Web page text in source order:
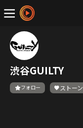
渋谷GUILTY
フォロー ストーン